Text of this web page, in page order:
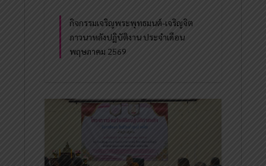
กิจกรรมเจริญพระพุทธมนต์-เจริญจิต
ภาวนาหลังปฏิบัติงาน ประจำเดือน
พฤษภาคม 2569